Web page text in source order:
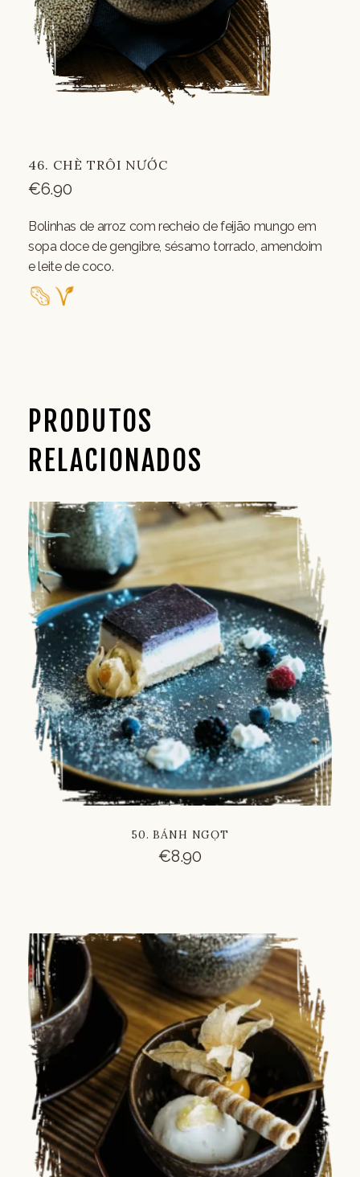
46. CHÈ TRÔI NƯỚC
€6.90
Bolinhas de arroz com recheio de feijão mungo em
sopa doce de gengibre, sésamo torrado, amendoim
e leite de coco.
PRODUTOS
RELACIONADOS
50. BÁNH NGỌT
€8.90